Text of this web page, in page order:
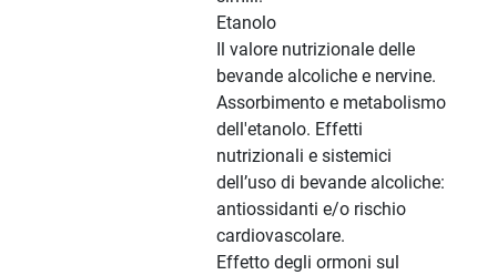
Etanolo
Il valore nutrizionale delle
bevande alcoliche e nervine.
Assorbimento e metabolismo
dell'etanolo. Effetti
nutrizionali e sistemici
dell’uso di bevande alcoliche:
antiossidanti e/o rischio
cardiovascolare.
Effetto degli ormoni sul